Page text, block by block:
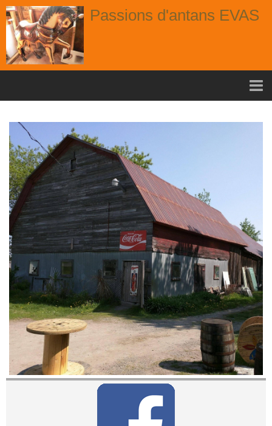
Passions d'antans EVAS
nouvelle arrivage aout
Album
Portes
Fenêtres
Chaises
Contact
Contactez nous!